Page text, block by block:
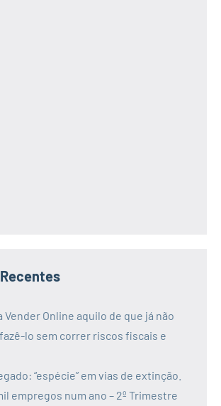
Recentes
Vender Online aquilo de que já não
lo sem correr riscos fiscais e
“espécie” em vias de extinção.
empregos num ano – 2º Trimestre